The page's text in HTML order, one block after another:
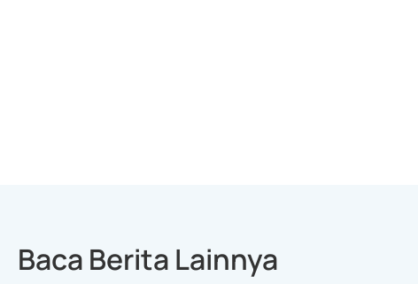
Baca Berita Lainnya